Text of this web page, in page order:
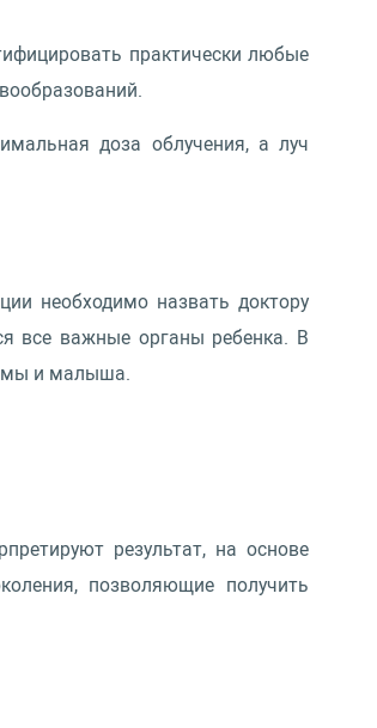
практически любые
доза облучения, а луч
необходимо назвать доктору
все важные органы ребенка. В
и малыша.
результат, на основе
позволяющие получить